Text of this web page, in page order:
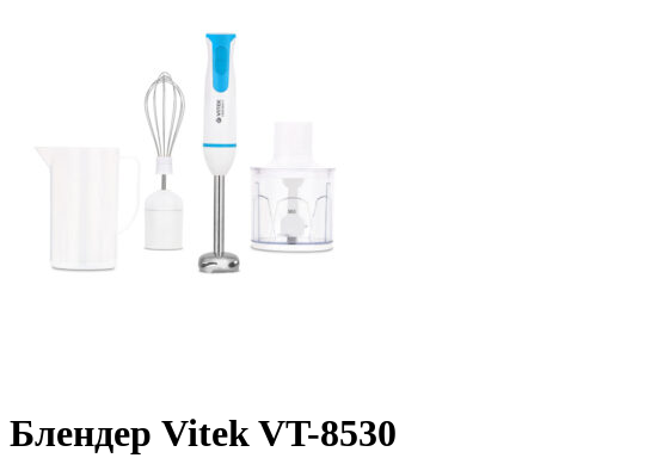
Блендер Vitek VT-8530